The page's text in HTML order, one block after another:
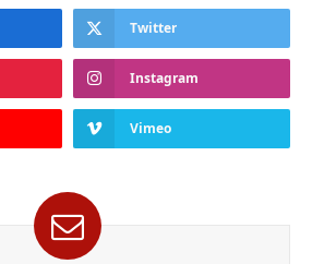
Twitter
Instagram
Vimeo